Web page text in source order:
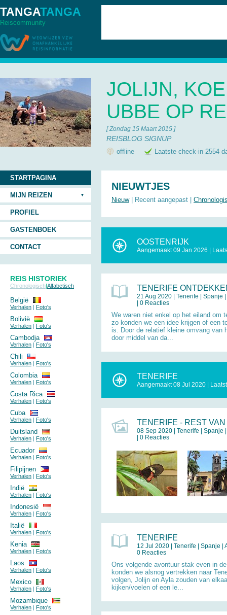
TANGATANGA
Reiscommunity
JOLIJN,
UBBE OP
[ Zondag 15 Maart 2015 ]
REISBLOG SIGNUP
offline Laatste check-in 2554
NIEUWTJES
Nieuw| Recent aangepast |
OOSTENRIJK
Aangemaakt 09 Jan 2026 |
TENERIFE
21 Aug 2020 | Tenerife | Spanje
| 0 Reacties
We waren niet enkel op het eiland om
zo konden we een idee krijgen of een
is. Door de relatief kleine omvang van
door middel van da...
TENERIFE
Aangemaakt 08 Jul 2020 |
TENERIFE - REST
08 Sep 2020 | Tenerife | Spanje
| 0 Reacties
TENERIFE
12 Jul 2020 | Tenerife | Spanje |
0 Reacties
Ons volgende avontuur stak even in
konden we alsnog vertrekken naar
volgen, Jolijn en Ayla zouden van
kijken/voelen of een le...
STARTPAGINA
MIJN REIZEN
PROFIEL
GASTENBOEK
CONTACT
REIS HISTORIEK
Chronologisch|Alfabetisch
België
Verhalen | Foto's
Bolivië
Verhalen | Foto's
Cambodja
Verhalen | Foto's
Chili
Verhalen | Foto's
Colombia
Verhalen | Foto's
Costa Rica
Verhalen | Foto's
Cuba
Verhalen | Foto's
Duitsland
Verhalen | Foto's
Ecuador
Verhalen | Foto's
Filipijnen
Verhalen | Foto's
Indië
Verhalen | Foto's
Indonesië
Verhalen | Foto's
Italië
Verhalen | Foto's
Kenia
Verhalen | Foto's
Laos
Verhalen | Foto's
Mexico
Verhalen | Foto's
Mozambique
Verhalen | Foto's